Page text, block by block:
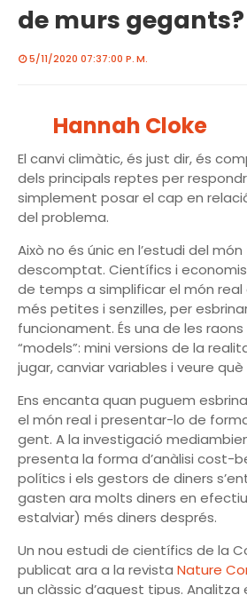
de murs gegants?
5/11/2020 07:37:00 P. M.
Hannah Cloke
El canvi climàtic, és just dir, és
dels principals reptes per
simplement posar el cap en
del problema.
Això no és únic en l’estudi del
descomptat. Científics i
de temps a simplificar el món
més petites i senzilles, per
funcionament. És una de les
“models”: mini versions de la
jugar, canviar variables i veure què
Ens encanta quan puguem
el món real i presentar-lo de
gent. A la investigació
presenta la forma d’anàlisi cost-
polítics i els gestors de diners
gasten ara molts diners en
estalviar) més diners després.
Un nou estudi de científics de la
publicat ara a la revista Nature
un clàssic d’aquest tipus.